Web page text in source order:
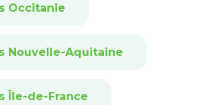
Occitanie
Nouvelle-Aquitaine
Île-de-France